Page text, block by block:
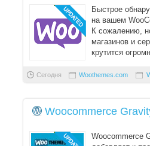
Быстрое
на вашем
К сожалению,
магазинов и
крутится
Сегодня Woothemes.com
Woocommerce
Woocommerce